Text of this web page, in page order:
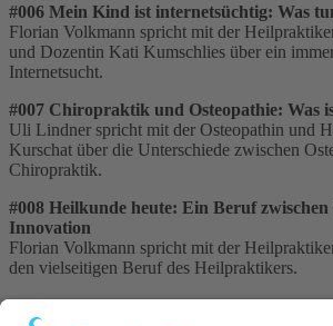
#006 Mein Kind ist internetsüchtig: Was
Florian Volkmann spricht mit der
und Dozentin Kati Kumschlies über ein
Internetsucht.
#007 Chiropraktik und Osteopathie: Was
Uli Lindner spricht mit der Osteopathin und
Kurschat über die Unterschiede zwischen
Chiropraktik.
#008 Heilkunde heute: Ein Beruf
Innovation
Florian Volkmann spricht mit der
den vielseitigen Beruf des Heilpraktikers.